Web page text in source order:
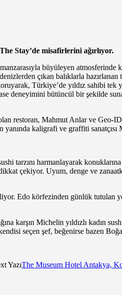
Stay’de misafirlerini ağırlıyor.
büyüleyen atmosferinde
çıkan balıklarla
Türkiye’de yıldız sahibi
deneyimini bütüncül bir şekilde
restoran, Mahmut Anlar ve Geo-
yanında kaligrafi ve graffiti
tarzını harmanlayarak
çekiyor. Uyum, denge ve
Edo körfezinden günlük tutulan
karşın Michelin yıldızlı kadın
seçen şef, beğenirse bazen
YazıThe Museum Hotel Antakya,